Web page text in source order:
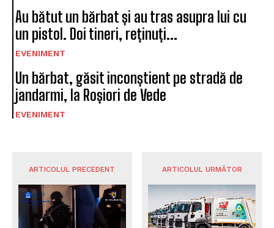
Au bătut un bărbat și au tras asupra lui cu
un pistol. Doi tineri, reținuți...
EVENIMENT
Un bărbat, găsit inconștient pe stradă de
jandarmi, la Roșiori de Vede
EVENIMENT
ARTICOLUL PRECEDENT ARTICOLUL URMĂTOR